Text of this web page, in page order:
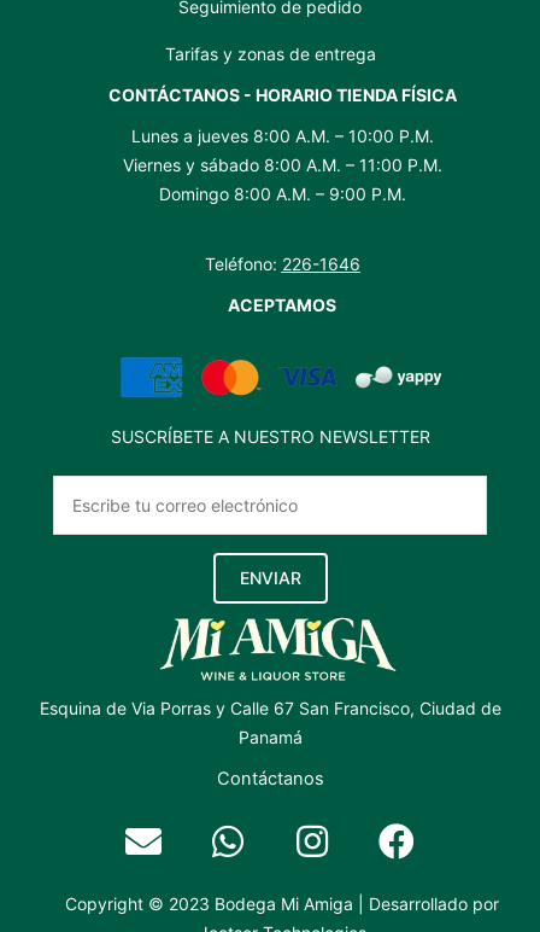
Seguimiento de pedido
Tarifas y zonas de entrega
CONTÁCTANOS - HORARIO TIENDA FÍSICA
Lunes a jueves 8:00 A.M. – 10:00 P.M.
Viernes y sábado 8:00 A.M. – 11:00 P.M.
Domingo 8:00 A.M. – 9:00 P.M.
Teléfono: 226-1646
ACEPTAMOS
SUSCRÍBETE A NUESTRO NEWSLETTER
ENVIAR
Esquina de Via Porras y Calle 67 San Francisco, Ciudad de
Panamá
Contáctanos
Copyright © 2023 Bodega Mi Amiga | Desarrollado por